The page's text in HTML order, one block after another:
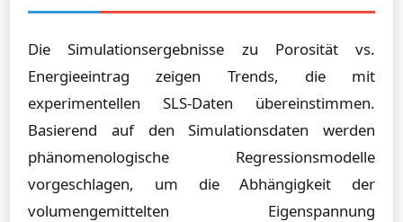
Die Simulationsergebnisse zu Porosität vs.
Energieeintrag zeigen Trends, die mit
experimentellen SLS-Daten übereinstimmen.
Basierend auf den Simulationsdaten werden
phänomenologische Regressionsmodelle
vorgeschlagen, um die Abhängigkeit der
volumengemittelten Eigenspannung